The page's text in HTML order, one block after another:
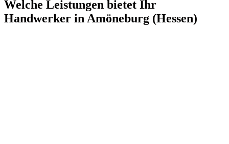
Welche Leistungen bietet Ihr
Handwerker in Amöneburg (Hessen)